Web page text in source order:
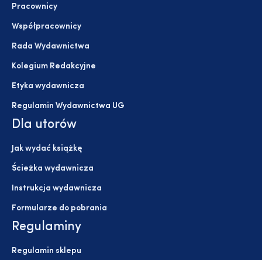
Pracownicy
Współpracownicy
Rada Wydawnictwa
Kolegium Redakcyjne
Etyka wydawnicza
Regulamin Wydawnictwa UG
Dla utorów
Jak wydać książkę
Ścieżka wydawnicza
Instrukcja wydawnicza
Formularze do pobrania
Regulaminy
Regulamin sklepu